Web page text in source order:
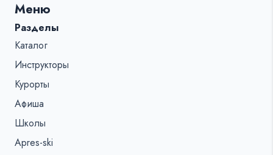
%s:
Меню
Разделы
Каталог
Инструкторы
Курорты
Афиша
Школы
Apres-ski